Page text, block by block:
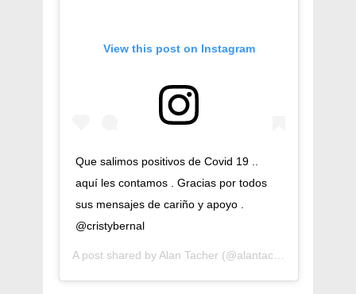
View this post on Instagram
Que salimos positivos de Covid 19 ..
aquí les contamos . Gracias por todos
sus mensajes de cariño y apoyo .
@cristybernal
A post shared by Alan Tacher (@alantacher) on